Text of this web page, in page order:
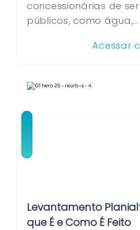
concessionárias de
públicos, como água,...
Acessar
Levantamento
que É e Como É Feito